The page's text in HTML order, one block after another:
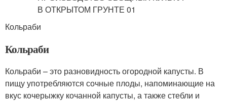
Кольраби
Кольраби
Кольраби – это разновидность огородной капусты. В
пищу употребляются сочные плоды, напоминающие на
вкус кочерыжку кочанной капусты, а также стебли и